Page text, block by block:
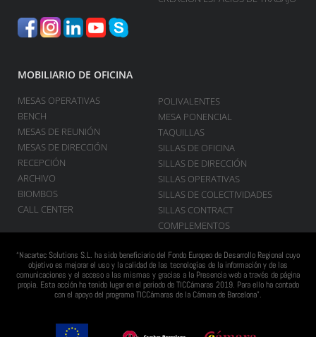
MOBILIARIO DE OFICINA
MESAS OPERATIVAS
BENCH
MESAS DE REUNIÓN
MESAS DE DIRECCIÓN
RECEPCIÓN
ARCHIVO
BIOMBOS
CALL CENTER
POLIVALENTES
MESA PONENCIAL
TAQUILLAS
SILLAS DE OFICINA
SILLAS DE DIRECCIÓN
SILLAS OPERATIVAS
SILLAS DE COLECTIVIDADES
SILLAS CONTRACT
COMPLEMENTOS
“Nacartec Solutions S.L. ha sido beneficiario del Fondo Europeo de Desarrollo Regional cuyo
objetivo es mejorar el uso y la calidad de las tecnologías de la información y de las
comunicaciones y el acceso a las mismas y gracias a la Presencia web a través de página
propia. Esta acción ha tenido lugar en el periodo de TICCámaras 2019. Para ello ha contado
con el apoyo del programa TICCámaras de la Cámara de Barcelona”.